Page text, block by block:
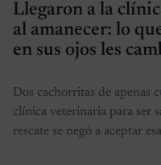
Llegaron a la
al amanecer: lo
en sus ojos les
Dos cachorritas de apenas
clínica veterinaria para ser
rescate se negó a aceptar